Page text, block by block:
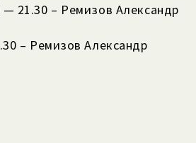
— 21.30 – Ремизов Александр
– Ремизов Александр